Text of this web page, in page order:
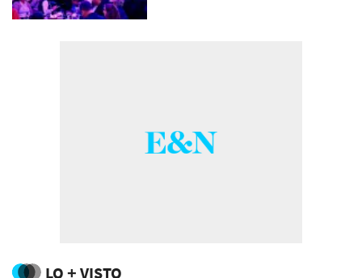
LO + VISTO